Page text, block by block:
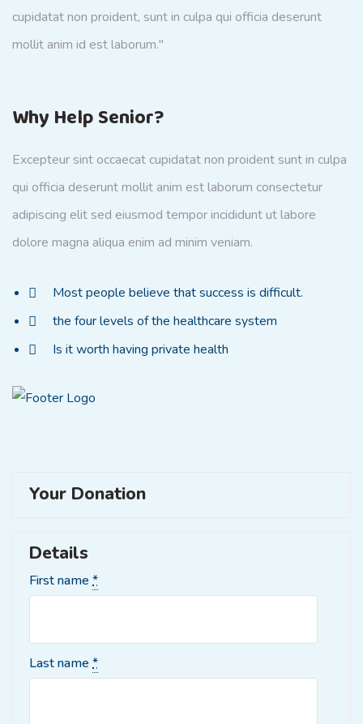
cupidatat non proident, sunt in culpa qui officia deserunt
mollit anim id est laborum."
Why Help Senior?
Excepteur sint occaecat cupidatat non proident sunt in culpa
qui officia deserunt mollit anim est laborum consectetur
adipiscing elit sed eiusmod tempor incididunt ut labore
dolore magna aliqua enim ad minim veniam.
Most people believe that success is difficult.
the four levels of the healthcare system
Is it worth having private health
Your Donation
Details
First name *
Last name *